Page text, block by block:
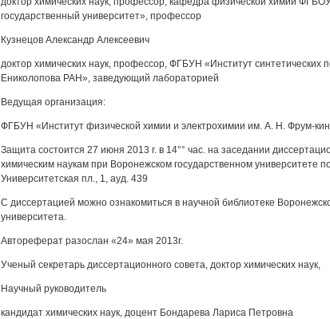
государственный университет», профессор
Кузнецов Александр Алексеевич
доктор химических наук, профессор, ФГБУН «Институт
Ениколопова РАН», заведующий лабораторией
Ведущая организация:
ФГБУН «Институт физической химии и электрохимии им. А. Н. Фрум-
Защита состоится 27 июня 2013 г. в 14°° час. на заседании
химическим наукам при Воронежском государственном университете
Университетская пл., 1, ауд. 439
С диссертацией можно ознакомиться в научной библиотеке
университета.
Автореферат разослан «24» мая 2013г.
Ученый секретарь диссертационного совета, доктор химических наук,
Научный руководитель
кандидат химических наук, доцент Бондарева Лариса Петровна